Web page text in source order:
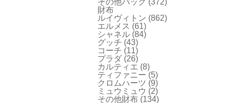
その他バッグ (372)
財布
ルイヴィトン (862)
エルメス (61)
シャネル (84)
グッチ (43)
コーチ (11)
プラダ (26)
カルティエ (8)
ティファニー (5)
クロムハーツ (9)
ミュウミュウ (2)
その他財布 (134)